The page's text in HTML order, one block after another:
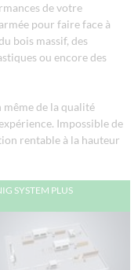
de votre
pour faire face à
bois massif, des
ou encore des
même de la qualité
Impossible de
rentable à la hauteur
SYSTEM PLUS